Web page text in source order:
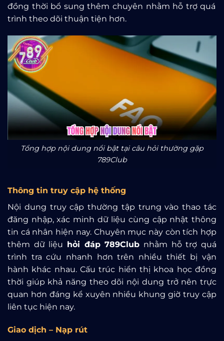
đồng thời bổ sung thêm chuyên nhằm hỗ trợ quá
trình theo dõi thuận tiện hơn.
Tổng hợp nội dung nổi bật tại câu hỏi thường gặp
789Club
Thông tin truy cập hệ thống
Nội dung truy cập thường tập trung vào thao tác
đăng nhập, xác minh dữ liệu cùng cập nhật thông
tin cá nhân hiện nay. Chuyên mục này còn tích hợp
thêm dữ liệu hỏi đáp 789Club nhằm hỗ trợ quá
trình tra cứu nhanh hơn trên nhiều thiết bị vận
hành khác nhau. Cấu trúc hiển thị khoa học đồng
thời giúp khả năng theo dõi nội dung trở nên trực
quan hơn đáng kể xuyên nhiều khung giờ truy cập
liên tục hiện nay.
Giao dịch – Nạp rút